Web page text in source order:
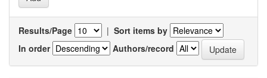
Results/Page | Sort items by
In order
Authors/record